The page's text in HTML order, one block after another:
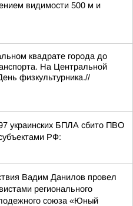
видимости 500 м и
квадрате города до
На Центральной
физкультурника.//
украинских БПЛА сбито ПВО
РФ:
Вадим Данилов провел
регионального
союза «Юный